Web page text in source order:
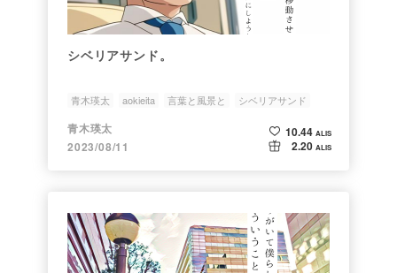
シベリアサンド。
青木瑛太 aokieita 言葉と風景と
シベリアサンド
ポエム
青木瑛太
2023/08/11
10.44 ALIS
2.20 ALIS